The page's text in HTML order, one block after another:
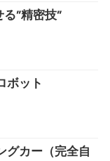
”精密技”
ボット
グカー（完全自